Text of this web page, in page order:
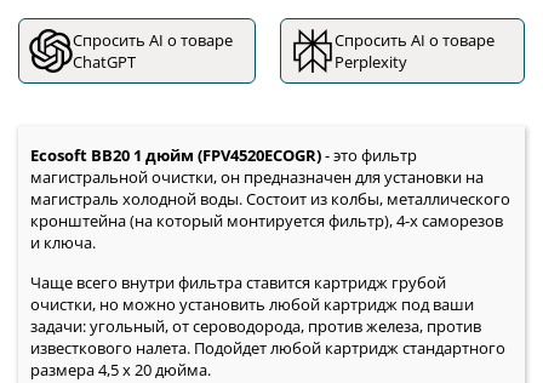
Спросить AI о товаре
ChatGPT
Спросить AI о товаре
Perplexity
Ecosoft BB20 1 дюйм (FPV4520ECOGR)- это фильтр
магистральной очистки, он предназначен для установки на
магистраль холодной воды. Состоит из колбы, металлического
кронштейна (на который монтируется фильтр), 4-х саморезов
и ключа.
Чаще всего внутри фильтра ставится картридж грубой
очистки, но можно установить любой картридж под ваши
задачи: угольный, от сероводорода, против железа, против
известкового налета. Подойдет любой картридж стандартного
размера 4,5 х 20 дюйма.